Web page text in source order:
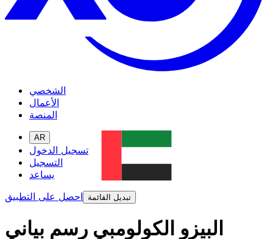
الشخصي
الأعمال
المنصة
AR
تسجيل الدخول
التسجيل
يساعد
احصل على التطبيق
تبديل القائمة
البيزو الكولومبي رسم بياني